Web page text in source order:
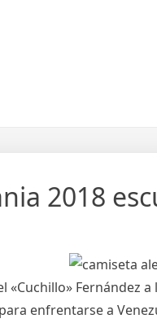
2018
Fernández
enfrentarse a